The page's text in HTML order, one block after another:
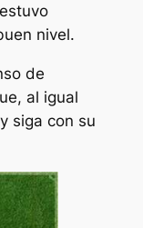
nivel.
de
al igual
siga con su